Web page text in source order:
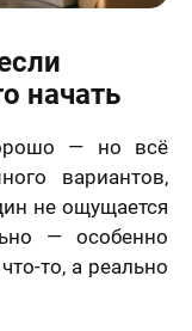
начать
— но всё
вариантов,
не ощущается
— особенно
то, а реально